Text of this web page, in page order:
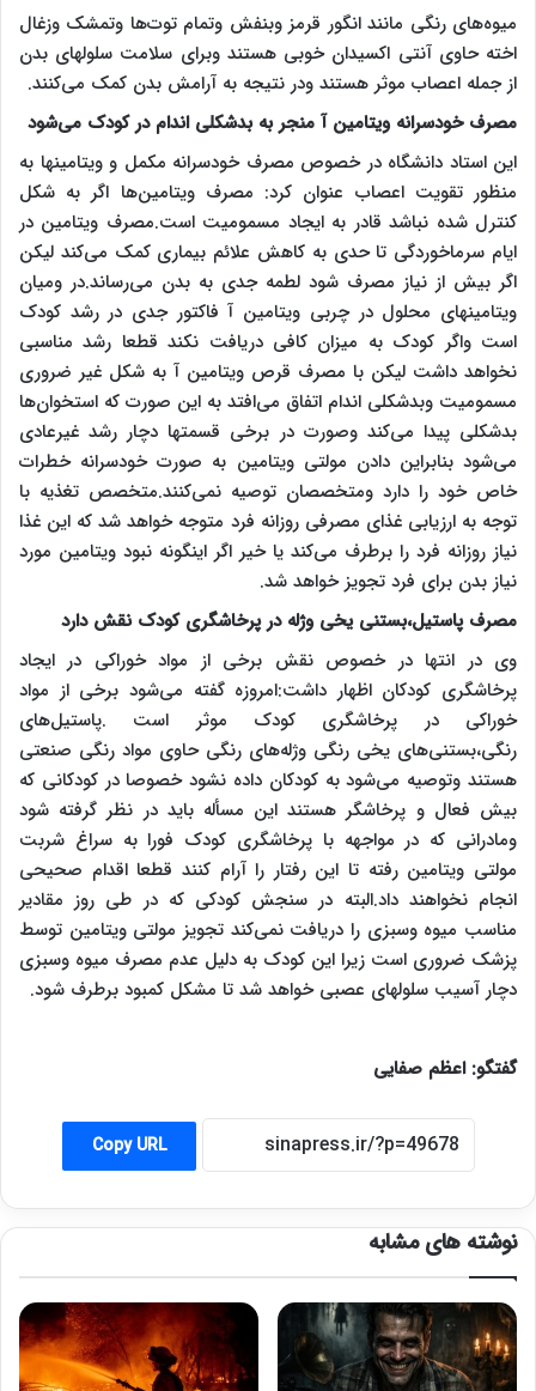
میوه‌های رنگی مانند انگور قرمز وبنفش وتمام توت‌ها وتمشک وزغال
اخته حاوی آنتی اکسیدان خوبی هستند وبرای سلامت سلولهای بدن
از جمله اعصاب موثر هستند ودر نتیجه به آرامش بدن کمک می‌کنند.
مصرف خودسرانه ویتامین آ منجر به بدشکلی اندام در کودک می‌شود
این استاد دانشگاه در خصوص مصرف خودسرانه مکمل و ویتامینها به
منظور تقویت اعصاب عنوان کرد: مصرف ویتامین‌ها اگر به شکل
کنترل شده نباشد قادر به ایجاد مسمومیت است.مصرف ویتامین در
ایام سرماخوردگی تا حدی به کاهش علائم بیماری کمک می‌کند لیکن
اگر بیش از نیاز مصرف شود لطمه جدی به بدن می‌رساند.در ومیان
ویتامینهای محلول در چربی ویتامین آ فاکتور جدی در رشد کودک
است واگر کودک به میزان کافی دریافت نکند قطعا رشد مناسبی
نخواهد داشت لیکن با مصرف قرص ویتامین آ به شکل غیر ضروری
مسمومیت وبدشکلی اندام اتفاق می‌افتد به این صورت که استخوان‌ها
بدشکلی پیدا می‌کند وصورت در برخی قسمتها دچار رشد غیرعادی
می‌شود بنابراین دادن مولتی ویتامین به صورت خودسرانه خطرات
خاص خود را دارد ومتخصصان توصیه نمی‌کنند.متخصص تغذیه با
توجه به ارزیابی غذای مصرفی روزانه فرد متوجه خواهد شد که این غذا
نیاز روزانه فرد را برطرف می‌کند یا خیر اگر اینگونه نبود ویتامین مورد
نیاز بدن برای فرد تجویز خواهد شد.
مصرف پاستیل،بستنی یخی وژله در پرخاشگری کودک نقش دارد
وی در انتها در خصوص نقش برخی از مواد خوراکی در ایجاد
پرخاشگری کودکان اظهار داشت:امروزه گفته می‌شود برخی از مواد
خوراکی در پرخاشگری کودک موثر است .پاستیل‌های
رنگی،بستنی‌های یخی رنگی وژله‌های رنگی حاوی مواد رنگی صنعتی
هستند وتوصیه می‌شود به کودکان داده نشود خصوصا در کودکانی که
بیش فعال و پرخاشگر هستند این مسأله باید در نظر گرفته شود
ومادرانی که در مواجهه با پرخاشگری کودک فورا به سراغ شربت
مولتی ویتامین رفته تا این رفتار را آرام کنند قطعا اقدام صحیحی
انجام نخواهند داد.البته در سنجش کودکی که در طی روز مقادیر
مناسب میوه وسبزی را دریافت نمی‌کند تجویز مولتی ویتامین توسط
پزشک ضروری است زیرا این کودک به دلیل عدم مصرف میوه وسبزی
دچار آسیب سلولهای عصبی خواهد شد تا مشکل کمبود برطرف شود.
گفتگو: اعظم صفایی
Copy URL
نوشته های مشابه